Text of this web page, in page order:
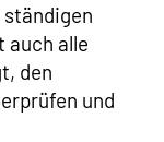
ständigen
auch alle
den
und